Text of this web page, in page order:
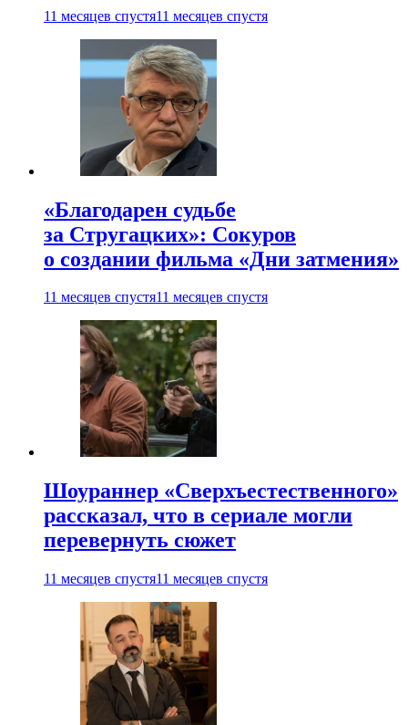
11 месяцев спустя11 месяцев спустя
«Благодарен судьбе
за Стругацких»: Сокуров
о создании фильма «Дни затмения»
11 месяцев спустя11 месяцев спустя
Шоураннер «Сверхъестественного»
рассказал, что в сериале могли
перевернуть сюжет
11 месяцев спустя11 месяцев спустя